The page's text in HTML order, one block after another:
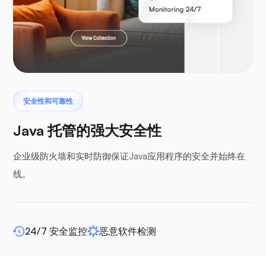
Laravel
安全性和可靠性
Java 托管的强大安全性
企业级防火墙和实时防御保证Java应用程序的安全并始终在
线。
24/7 安全监控 恶意软件检测